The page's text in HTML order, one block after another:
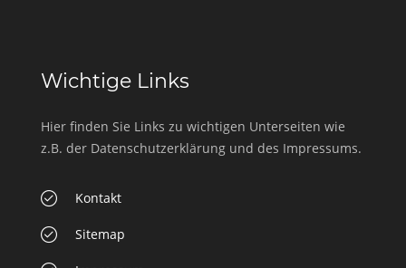
Wichtige Links
Hier finden Sie Links zu wichtigen Unterseiten wie
z.B. der Datenschutzerklärung und des Impressums.
Kontakt
Sitemap